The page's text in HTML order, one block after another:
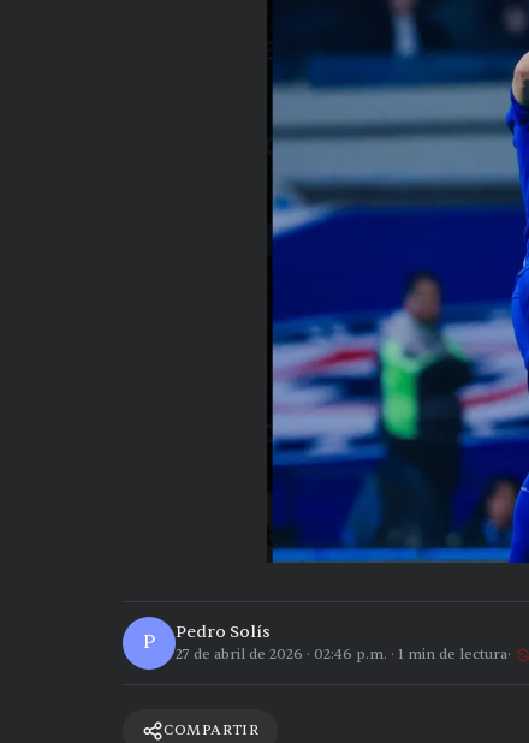
P Pedro Solís
27 de abril de 2026 · 02:46 p.m. · 1 min de lectura
COMPARTIR